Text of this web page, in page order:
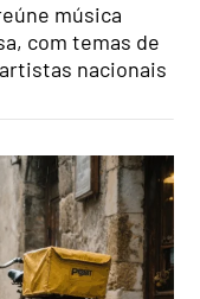
música
com temas de
nacionais